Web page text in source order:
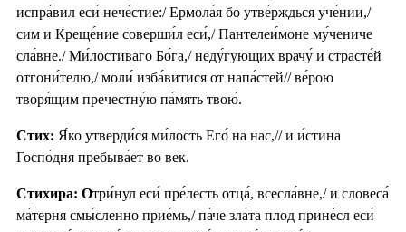
испра́вил еси́ нече́стие:/ Ермола́я бо утве́рждься уче́нии,/
сим и Креще́ние соверши́л еси́,/ Пантелеи́моне му́чениче
сла́вне./ Ми́лостиваго Бо́га,/ неду́гующих врачу́ и страсте́й
отгони́телю,/ моли́ изба́витися от напа́стей// ве́рою
творя́щим пречестну́ю па́мять твою́.
Стих: Я́ко утверди́ся ми́лость Его́ на нас,// и и́стина
Госпо́дня пребыва́ет во век.
Стихира: Отри́нул еси́ пре́лесть отца́, всесла́вне,/ и словеса́
ма́терня смы́сленно прие́мь,/ па́че зла́та плод прине́сл еси́